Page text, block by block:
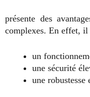
présente des
complexes. En effet,
un
une sécurité
une